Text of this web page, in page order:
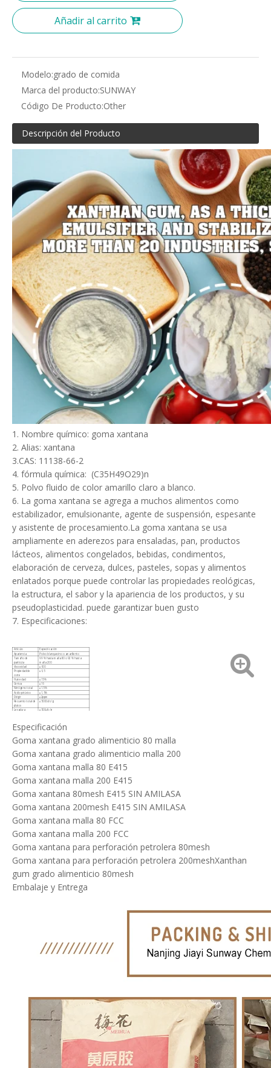
Añadir al carrito
Modelo:grado de comida
Marca del producto:SUNWAY
Código De Producto:Other
Descripción del Producto
1. Nombre químico: goma xantana
2. Alias: xantana
3.CAS: 11138-66-2
4. fórmula química: (C35H49O29)n
5. Polvo fluido de color amarillo claro a blanco.
6. La goma xantana se agrega a muchos alimentos como
estabilizador, emulsionante, agente de suspensión, espesante
y asistente de procesamiento.La goma xantana se usa
ampliamente en aderezos para ensaladas, pan, productos
lácteos, alimentos congelados, bebidas, condimentos,
elaboración de cerveza, dulces, pasteles, sopas y alimentos
enlatados porque puede controlar las propiedades reológicas,
la estructura, el sabor y la apariencia de los productos, y su
pseudoplasticidad. puede garantizar buen gusto
7. Especificaciones:
Artículo Especificación
Apariencia
Polvo blanquecino o amarillento
Tamaño de
partícula
99 % hasta malla 80 o 92 % hasta
malla 200
Viscosidad
≥600
Propiedad de
corte
≥6,5
Humedad
≤15%
Ceniza
≤16
Nitrógeno total
≤1.5%
Ácido pirúvico
≥1,5%
Dirigir
≤2ppm
Recuento total de
platos
≤5000ufc/g
Levadura
≤500ufc/g
Especificación
Goma xantana grado alimenticio 80 malla
Goma xantana grado alimenticio malla 200
Goma xantana malla 80 E415
Goma xantana malla 200 E415
Goma xantana 80mesh E415 SIN AMILASA
Goma xantana 200mesh E415 SIN AMILASA
Goma xantana malla 80 FCC
Goma xantana malla 200 FCC
Goma xantana para perforación petrolera 80mesh
Goma xantana para perforación petrolera 200meshXanthan
gum grado alimenticio 80mesh
Embalaje y Entrega